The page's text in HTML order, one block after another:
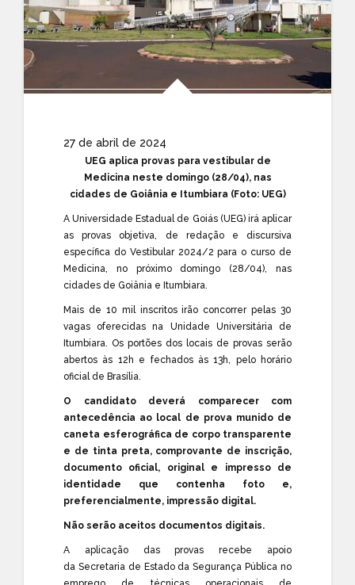
27 de abril de 2024
UEG aplica provas para vestibular de
Medicina neste domingo (28/04), nas
cidades de Goiânia e Itumbiara (Foto: UEG)
AUniversidade Estadual de Goiás (UEG)irá aplicar
as provas objetiva, de redação e discursiva
específica do Vestibular 2024/2 para o curso de
Medicina, no próximo domingo (28/04), nas
cidades de Goiânia e Itumbiara.
Mais de 10 mil inscritos irão concorrer pelas 30
vagas oferecidas na Unidade Universitária de
Itumbiara. Os portões dos locais de provas serão
abertos às 12h e fechados às 13h, pelo horário
oficial de Brasília.
O candidato deverá comparecer com
antecedência ao local de prova munido de
caneta esferográfica de corpo transparente
e de tinta preta, comprovante de inscrição,
documento oficial, original e impresso de
identidade que contenha foto e,
preferencialmente, impressão digital.
Não serão aceitos documentos digitais.
A aplicação das provas recebe apoio
da Secretaria de Estado da Segurança Pública no